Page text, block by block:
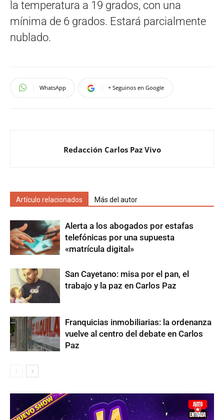
la temperatura a 19 grados, con una
mínima de 6 grados. Estará parcialmente
nublado.
WhatsApp + Seguinos en Google
Redacción Carlos Paz Vivo
Artículo relacionados Más del autor
Alerta a los abogados por estafas
telefónicas por una supuesta
«matrícula digital»
San Cayetano: misa por el pan, el
trabajo y la paz en Carlos Paz
Franquicias inmobiliarias: la ordenanza
vuelve al centro del debate en Carlos
Paz